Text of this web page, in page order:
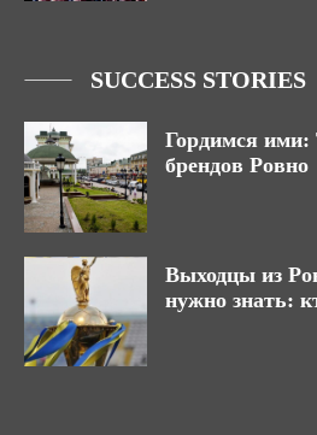
SUCCESS STORIES
Гордимся
брендов Ровно
Выходцы из
нужно знать: